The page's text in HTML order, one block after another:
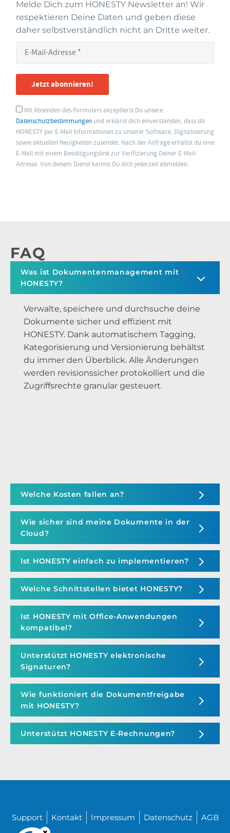
Melde Dich zum HONESTY Newsletter an! Wir
respektieren Deine Daten und geben diese
daher selbstverständlich nicht an Dritte weiter.
Jetzt abonnieren!
Mit Absenden des Formulars akzeptierst Du unsere
Datenschutzbestimmungen und erklärst dich einverstanden, dass dir
HONESTY per E-Mail Informationen zu unserer Software, Digitalisierung
sowie aktuellen Neuigkeiten zusendet. Nach der Anfrage erhältst du eine
E-Mail mit einem Bestätigungslink zur Verifizierung Deiner E-Mail-
Adresse. Von diesem Dienst kannst Du dich jederzeit abmelden.
FAQ
Was ist Dokumentenmanagement mit
HONESTY?
Verwalte, speichere und durchsuche deine
Dokumente sicher und effizient mit
HONESTY. Dank automatischem Tagging,
Kategorisierung und Versionierung behältst
du immer den Überblick. Alle Änderungen
werden revisionssicher protokolliert und die
Zugriffsrechte granular gesteuert.
Welche Kosten fallen an?
Wie sicher sind meine Dokumente in der
Cloud?
Ist HONESTY einfach zu implementieren?
Welche Schnittstellen bietet HONESTY?
Ist HONESTY mit Office-Anwendungen
kompatibel?
Unterstützt HONESTY elektronische
Signaturen?
Wie funktioniert die Dokumentfreigabe
mit HONESTY?
Unterstützt HONESTY E-Rechnungen?
Support Kontakt Impressum Datenschutz AGB